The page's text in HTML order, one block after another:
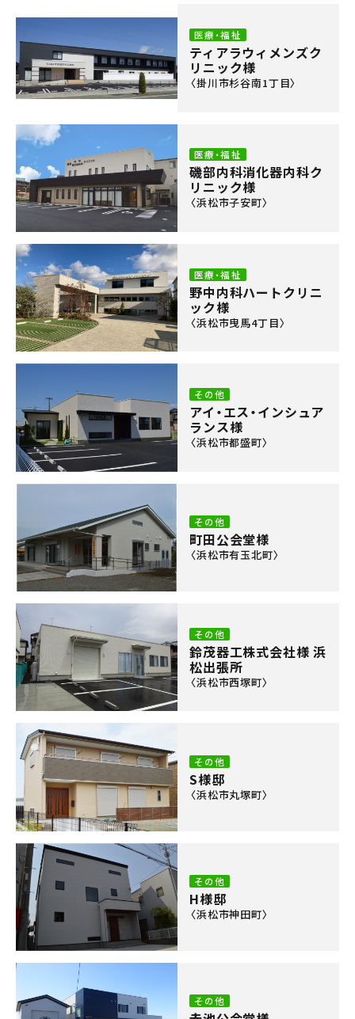
医療・福祉
ティアラウィメンズク
リニック様
〈掛川市杉谷南1丁目〉
医療・福祉
磯部内科消化器内科ク
リニック様
〈浜松市子安町〉
医療・福祉
野中内科ハートクリニ
ック様
〈浜松市曳馬4丁目〉
その他
アイ・エス・インシュア
ランス様
〈浜松市都盛町〉
その他
町田公会堂様
〈浜松市有玉北町〉
その他
鈴茂器工株式会社様 浜
松出張所
〈浜松市西塚町〉
その他
S様邸
〈浜松市丸塚町〉
その他
H様邸
〈浜松市神田町〉
その他